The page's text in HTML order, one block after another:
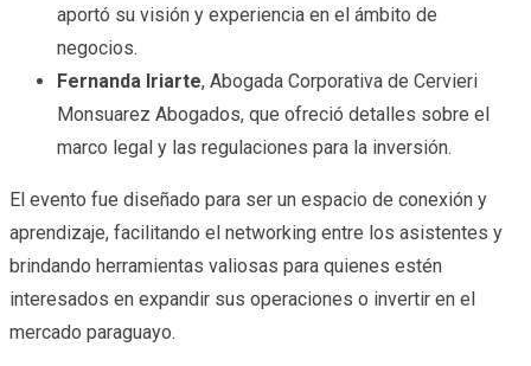
aportó su visión y experiencia en el ámbito de
negocios.
Fernanda Iriarte, Abogada Corporativa de Cervieri
Monsuarez Abogados, que ofreció detalles sobre el
marco legal y las regulaciones para la inversión.
El evento fue diseñado para ser un espacio de conexión y
aprendizaje, facilitando el networking entre los asistentes y
brindando herramientas valiosas para quienes estén
interesados en expandir sus operaciones o invertir en el
mercado paraguayo.